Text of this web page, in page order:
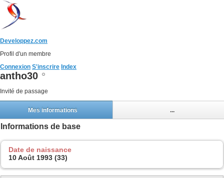
Developpez.com
Profil d'un membre
Connexion S'inscrire Index
antho30
Invité de passage
Mes informations ...
Informations de base
Date de naissance
10 Août 1993 (33)